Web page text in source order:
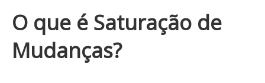
O que é Saturação de
Mudanças?